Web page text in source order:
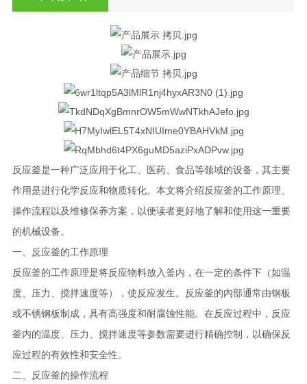
反应釜是一种广泛应用于化工、医药、食品等领域的设备，其主要
作用是进行化学反应和物质转化。本文将介绍反应釜的工作原理、
操作流程以及维修保养方案，以便读者更好地了解和使用这一重要
的机械设备。
一、反应釜的工作原理
反应釜的工作原理是将反应物料放入釜内，在一定的条件下（如温
度、压力、搅拌速度等），使反应发生。反应釜的内部通常由钢板
或不锈钢板制成，具有高强度和耐腐蚀性能。在反应过程中，反应
釜内的温度、压力、搅拌速度等参数需要进行精确控制，以确保反
应过程的有效性和安全性。
二、反应釜的操作流程